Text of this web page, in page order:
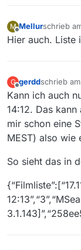
M Mellurschrieb
zuletzt
Hier auch. Liste
G
Offline
gerddschrieb am
zuletzt
Kann ich auch
14:12. Das
mir schon eine
MEST) also wie
So sieht das in